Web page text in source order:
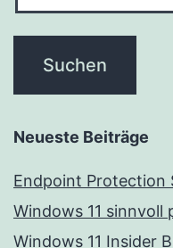
Neueste Beiträge
Endpoint Protection
Windows 11 sinnvoll
Windows 11 Insider